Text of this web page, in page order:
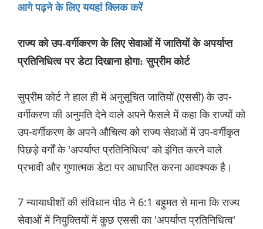
आगे पढ़ने के लिए ययहां क्लिक करें
राज्य को उप-वर्गीकरण के लिए सेवाओं में जातियों के अपर्याप्त
प्रतिनिधित्व पर डेटा दिखाना होगा: सुप्रीम कोर्ट
सुप्रीम कोर्ट ने हाल ही में अनुसूचित जातियों (एससी) के उप-
वर्गीकरण की अनुमति देने वाले अपने फैसले में कहा कि राज्यों को
उप-वर्गीकरण के अपने औचित्य को राज्य सेवाओं में उप-वर्गीकृत
पिछड़े वर्गों के 'अपर्याप्त प्रतिनिधित्व' को इंगित करने वाले
प्रभावी और गुणात्मक डेटा पर आधारित करना आवश्यक है।
7 न्यायाधीशों की संविधान पीठ ने 6:1 बहुमत से माना कि राज्य
सेवाओं में नियुक्तियों में कुछ एससी का 'अपर्याप्त प्रतिनिधित्व'